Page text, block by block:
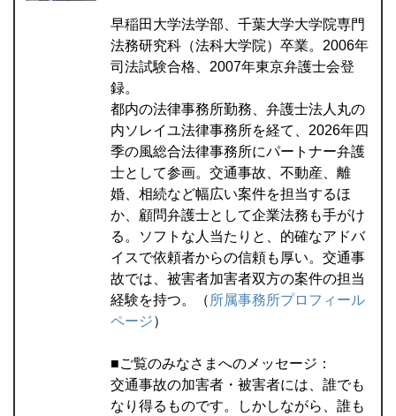
早稲田大学法学部、千葉大学大学院専門
法務研究科（法科大学院）卒業。2006年
司法試験合格、2007年東京弁護士会登
録。
都内の法律事務所勤務、弁護士法人丸の
内ソレイユ法律事務所を経て、2026年四
季の風総合法律事務所にパートナー弁護
士として参画。交通事故、不動産、離
婚、相続など幅広い案件を担当するほ
か、顧問弁護士として企業法務も手がけ
る。ソフトな人当たりと、的確なアドバ
イスで依頼者からの信頼も厚い。交通事
故では、被害者加害者双方の案件の担当
経験を持つ。（所属事務所プロフィール
ページ）
■ご覧のみなさまへのメッセージ：
交通事故の加害者・被害者には、誰でも
なり得るものです。しかしながら、誰も